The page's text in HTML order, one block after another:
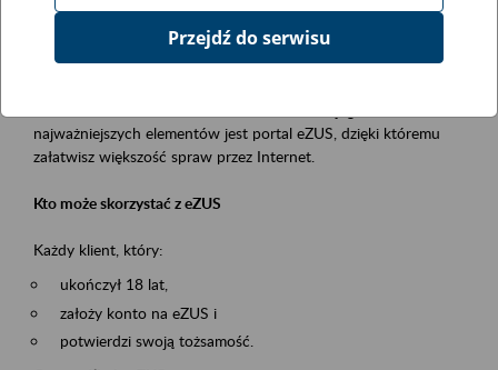
Event description
Platforma Usług Elektronicznych ZUS eZUS
najważniejszych elementów jest portal eZUS, dzięki któremu
załatwisz większość spraw przez Internet.
Kto może skorzystać z eZUS
Każdy klient, który:
ukończył 18 lat,
założy konto na eZUS i
potwierdzi swoją tożsamość.
Przejdź do serwisu